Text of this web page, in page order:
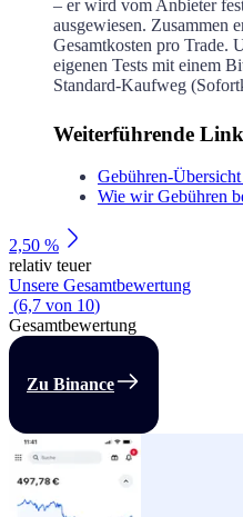
– er wird vom Anbieter
ausgewiesen. Zusammen
Gesamtkosten pro Trade.
eigenen Tests mit einem
Standard-Kaufweg
Weiterführende
Gebühren-
Wie wir Gebühren
2,50 %
relativ teuer
Unsere Gesamtbewertung
(6,7 von 10)
Gesamtbewertung
Zu Binance